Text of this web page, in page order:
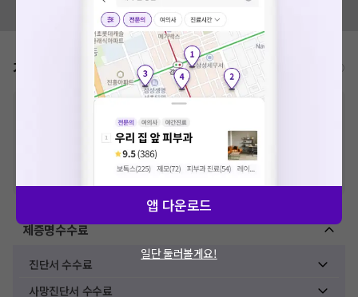
모두닥 팀에 알려주세요!
가격표 비급여/급여 진료란?
비급여 항목의 경우,
추가비용 등으로 실제 가격과 상이할 수 있으니, 정확
한 가격은 해당 의료기관에 직접 문의해주세요.
급여 항목의 경우, 건강보험심사평가원에 고지되어 있는 급여 진료 기준 가
격입니다. (진료와 연관된 복합적인 비용이 추가되어, 병원마다 금액이 다르게
산정될 수 있는 점 참고 바랍니다.)
VAT 포함
제증명수수료
진단서 수수료
사망진단서 수수료
앱 다운로드
일단 둘러볼게요!